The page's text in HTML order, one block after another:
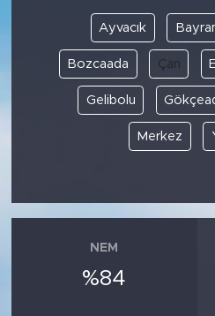
Ayvacık
Bozcaada Çan
Gelibolu
Merkez
NEM
%84